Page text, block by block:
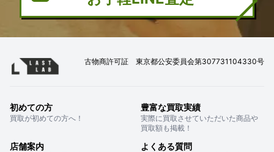
古物商許可証 東京都公安委員会第307731104330号
初めての方
買取が初めての方へ！
豊富な買取実績
実際に買取させていただいた商品や
買取額も掲載！
店舗案内 よくある質問